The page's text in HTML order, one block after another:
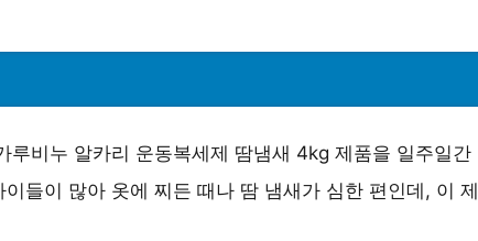
루비누 알카리 운동복세제 땀냄새 4kg 제품을 일주일간
들이 많아 옷에 찌든 때나 땀 냄새가 심한 편인데, 이 제